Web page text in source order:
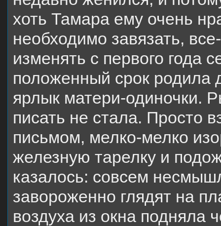
хоть Тамара ему очень
необходимо завязать,
изменять с первого года
положенный срок родила
ярлык матери-одиночки.
писать не стала. Просто
письмом, мелко-мелко
железную тарелку и
казалось: совсем
завороженно глядят на
воздуха из окна подняла